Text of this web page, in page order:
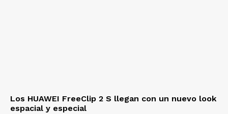
Los HUAWEI FreeClip 2 S llegan con un nuevo look
espacial y especial